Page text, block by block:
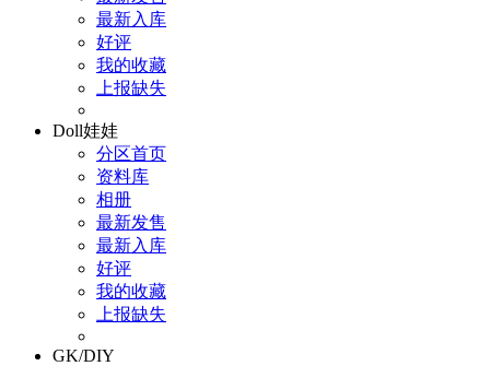
最新入库
好评
我的收藏
上报缺失
Doll娃娃
分区首页
资料库
相册
最新发售
最新入库
好评
我的收藏
上报缺失
GK/DIY